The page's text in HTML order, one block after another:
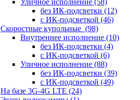
Уличное исполнение (58)
без ИК-подсветки (12)
с ИК-подсветкой (46)
Скоростные купольные (98)
Внутреннее исполнение (10)
без ИК-подсветки (4)
с ИК-подсветкой (6)
Уличное исполнение (88)
без ИК-подсветки (39)
с ИК-подсветкой (49)
На базе 3G-4G LTE (24)